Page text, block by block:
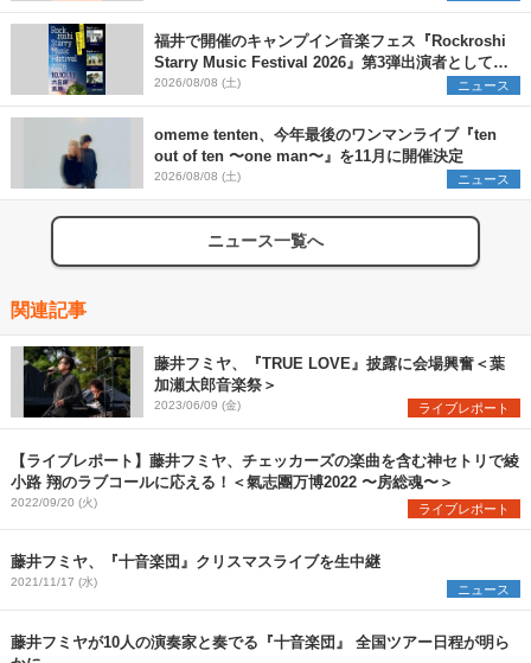
福井で開催のキャンプイン音楽フェス『Rockroshi
Starry Music Festival 2026』第3弾出演者として
SCOOBIE DO、かりゆし58、Reiを発表
2026/08/08 (土) ニュース
omeme tenten、今年最後のワンマンライブ『ten
out of ten 〜one man〜』を11月に開催決定
2026/08/08 (土) ニュース
ニュース一覧へ
関連記事
藤井フミヤ、『TRUE LOVE』披露に会場興奮＜葉
加瀬太郎音楽祭＞
2023/06/09 (金) ライブレポート
【ライブレポート】藤井フミヤ、チェッカーズの楽曲を含む神セトリで綾
小路 翔のラブコールに応える！＜氣志團万博2022 〜房総魂〜＞
2022/09/20 (火) ライブレポート
藤井フミヤ、『十音楽団』クリスマスライブを生中継
2021/11/17 (水) ニュース
藤井フミヤが10人の演奏家と奏でる『十音楽団』 全国ツアー日程が明ら